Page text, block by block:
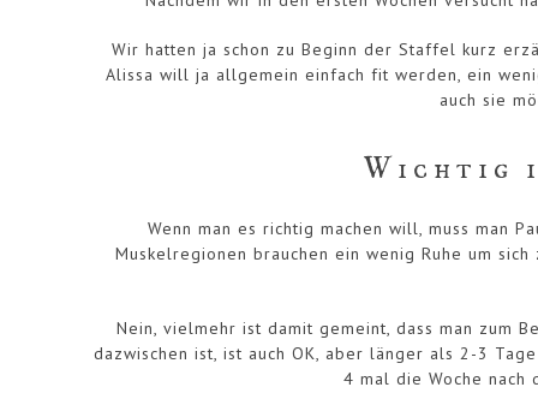
Wir hatten ja schon zu Beginn der Staffel kurz
Alissa will ja allgemein einfach fit werden, ein
auch sie
Wichtig
Wenn man es richtig machen will, muss man
Muskelregionen brauchen ein wenig Ruhe um
Nein, vielmehr ist damit gemeint, dass man zum
dazwischen ist, ist auch OK, aber länger als 2-3
4 mal die Woche nach